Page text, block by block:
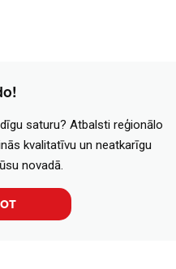
saturu? Atbalsti reģionālo
kvalitatīvu un neatkarīgu
novadā.